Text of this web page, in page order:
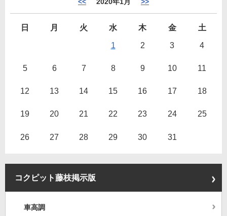
日 月 火 水 木 金
土
1
2 3 4
5 6 7 8 9 10 11
12 13 14 15 16 17 18
19 20 21 22 23 24 25
26 27 28 29 30 31
コクピット藤枝掲示版
車高調